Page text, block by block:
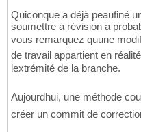
Quiconque a déjà peaufiné
soumettre à révision a
vous remarquez quune
de travail appartient en
lextrémité de la branche.
Aujourdhui, une méthode
créer un commit de